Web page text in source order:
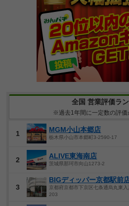
全国 営業評価ラ
※過去1年間に一定数の評価
1 MGM小山本郷店
栃木県小山市本郷町3-2590-17
2 ALIVE東海南店
茨城県那珂市向山1273-2
3
BIGディッパー京都駅前
京都府京都市下京区七条通烏丸東
203